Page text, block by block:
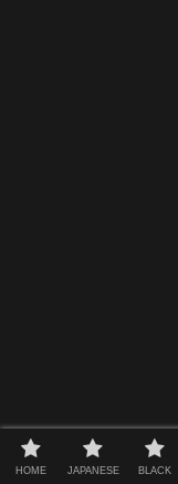
HOME JAPANESE BLACK